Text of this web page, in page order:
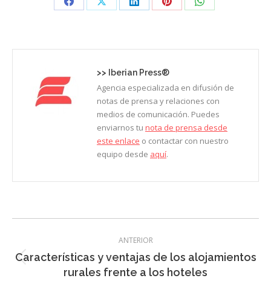
Share Share Share Share Share
>> Iberian Press®
Agencia especializada en difusión de
notas de prensa y relaciones con
medios de comunicación. Puedes
enviarnos tu nota de prensa desde
este enlace o contactar con nuestro
equipo desde aquí.
entre
entradas
ANTERIOR
Entrada
anterior:
Características y ventajas de los alojamientos
rurales frente a los hoteles